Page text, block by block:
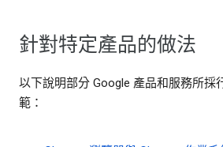
針對特定產品的做法
以下說明部分 Google 產品和服務所採
範：